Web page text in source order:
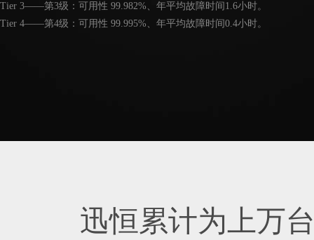
Tier 3——第3级：可用性 99.982%、年平均故障时间1.6小时。
Tier 4——第4级：可用性 99.995%、年平均故障时间0.4小时。
迅恒累计为上万